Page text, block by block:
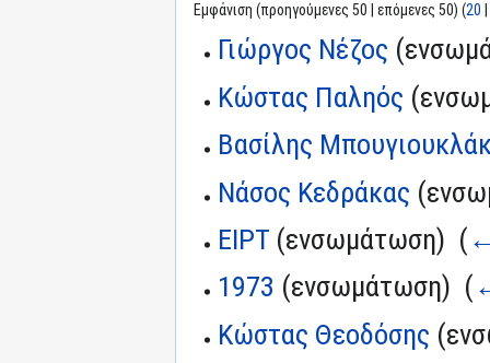
Εμφάνιση (προηγούμενες 50 | επόμενες 50) (20
Γιώργος Νέζος
Κώστας Παληός
Βασίλης
Νάσος Κεδράκας
ΕΙΡΤ (ενσωμάτωση) ‎ (
1973 (ενσωμάτωση) ‎ (
Κώστας Θεοδόσης